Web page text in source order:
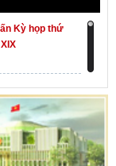
Kỳ họp thứ
hội khóa XVI
cử ĐBQH